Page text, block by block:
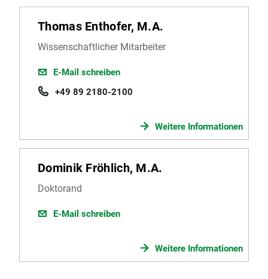
Thomas Enthofer, M.A.
Wissenschaftlicher Mitarbeiter
E-Mail schreiben
+49 89 2180-2100
Weitere Informationen
Dominik Fröhlich, M.A.
Doktorand
E-Mail schreiben
Weitere Informationen